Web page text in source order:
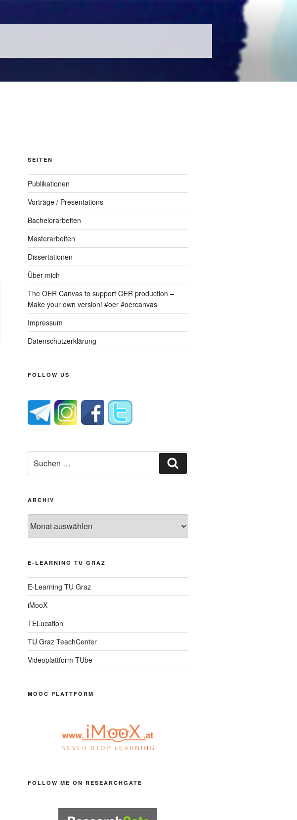
SEITEN
Publikationen
Vorträge / Presentations
Bachelorarbeiten
Masterarbeiten
Dissertationen
Über mich
The OER Canvas to support OER production –
Make your own version! #oer #oercanvas
Impressum
Datenschutzerklärung
FOLLOW US
nach:
ARCHIV
E-LEARNING TU GRAZ
E-Learning TU Graz
iMooX
TELucation
TU Graz TeachCenter
Videoplattform TUbe
MOOC PLATTFORM
FOLLOW ME ON RESEARCHGATE